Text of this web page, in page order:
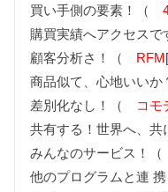
買い手側の要素！（
購買実績へアクセスで
顧客分析さ！（ RFM
商品似て、心地いいか
差別化なし！（
コモ
共有する！世界へ、共
みんなのサービス！（
他のプログラムと連 携